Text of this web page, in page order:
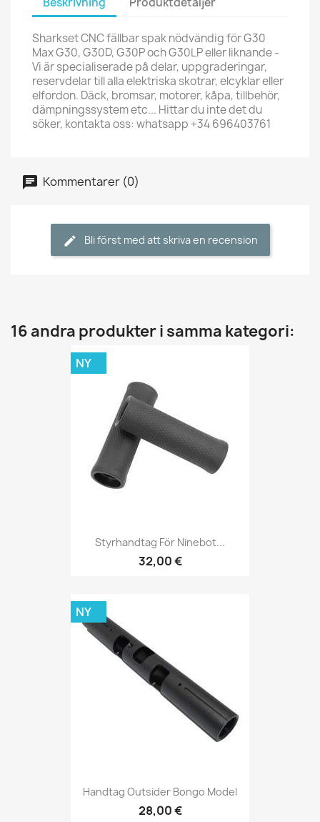
Sharkset CNC fällbar spak nödvändig för G30
Max G30, G30D, G30P och G30LP eller liknande -
Vi är specialiserade på delar, uppgraderingar,
reservdelar till alla elektriska skotrar, elcyklar eller
elfordon. Däck, bromsar, motorer, kåpa, tillbehör,
dämpningssystem etc... Hittar du inte det du
söker, kontakta oss: whatsapp +34 696403761
Kommentarer (0)
Bli först med att skriva en recension
16 andra produkter i samma kategori:
Styrhandtag För Ninebot...
32,00 €
NY
Handtag Outsider Bongo Model
28,00 €
NY